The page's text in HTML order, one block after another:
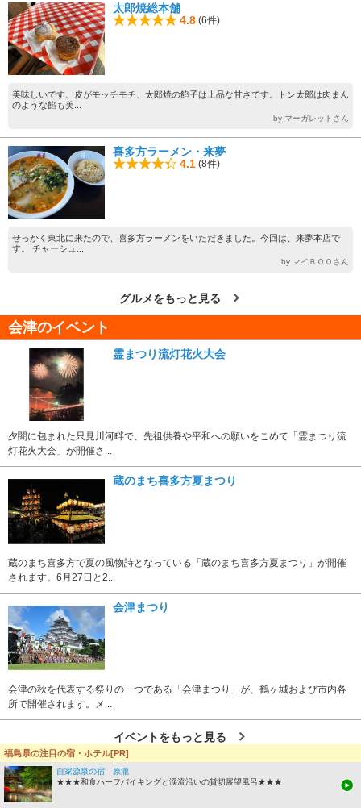
太郎焼総本舗
4.8 (6件)
美味しいです。皮がモッチモチ、太郎焼の餡子は上品な甘さです。トン太郎は肉まん
のような餡も美...
by マーガレットさん
喜多方ラーメン・来夢
4.1 (8件)
せっかく東北に来たので、喜多方ラーメンをいただきました。今回は、来夢本店で
す。 チャーシュ...
by マイＢＯＯさん
グルメをもっと見る
会津のイベント
霊まつり流灯花火大会
夕闇に包まれた只見川河畔で、先祖供養や平和への願いをこめて「霊まつり流
灯花火大会」が開催さ...
蔵のまち喜多方夏まつり
蔵のまち喜多方で夏の風物詩となっている「蔵のまち喜多方夏まつり」が開催
されます。6月27日と2...
会津まつり
会津の秋を代表する祭りの一つである「会津まつり」が、鶴ヶ城および市内各
所で開催されます。メ...
イベントをもっと見る
会津の温泉地
会津東山温泉
福島県の注目の宿・ホテル[PR]
自家源泉の宿 原瀧
★★★和食ハーフバイキングと渓流沿いの貸切展望風呂★★★